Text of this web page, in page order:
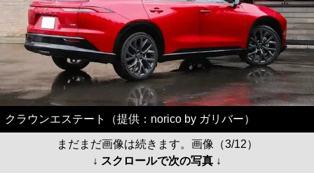
クラウンエステート（提供：norico by ガリバー）
まだまだ画像は続きます。画像（3/12）
↓ スクロールで次の写真 ↓